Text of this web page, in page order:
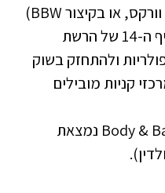
Body Works (באת’ אנד בודי וורקס, או בקיצור BBW)
– בעופר הקניון הגדול. זה הסניף ה-14 של הרשת
ולהתחזק בשוק
קניות מובילים
החנות החדשה של Body & Bath Works נמצאת